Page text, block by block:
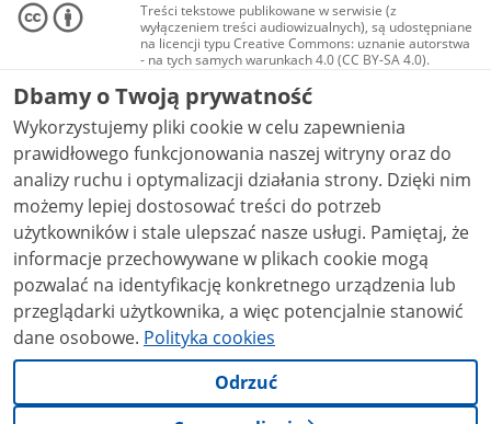
Treści tekstowe publikowane w serwisie (z
wyłączeniem treści audiowizualnych), są udostępniane
na licencji typu Creative Commons: uznanie autorstwa
- na tych samych warunkach 4.0 (CC BY-SA 4.0).
Materiały audiowizualne, w tym zdjęcia, materiały
audio i wideo, są udostępniane na licencji typu
Creative Commons: uznanie autorstwa użycie
niekomercyjne - bez utworów zależnych 4.0 (CC BY-
NC-ND 4.0), o ile nie jest to stwierdzone inaczej.
Dbamy o Twoją prywatność
Wykorzystujemy pliki cookie w celu zapewnienia
prawidłowego funkcjonowania naszej witryny oraz do
analizy ruchu i optymalizacji działania strony. Dzięki nim
możemy lepiej dostosować treści do potrzeb
użytkowników i stale ulepszać nasze usługi. Pamiętaj, że
informacje przechowywane w plikach cookie mogą
pozwalać na identyfikację konkretnego urządzenia lub
przeglądarki użytkownika, a więc potencjalnie stanowić
dane osobowe. Polityka cookies
Odrzuć